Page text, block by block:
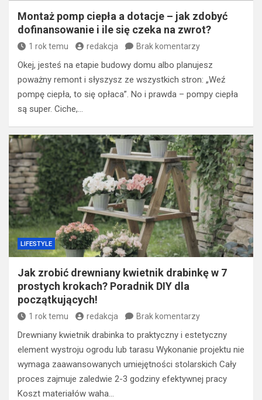
Montaż pomp ciepła a dotacje – jak zdobyć
dofinansowanie i ile się czeka na zwrot?
1 rok temu redakcja Brak komentarzy
Okej, jesteś na etapie budowy domu albo planujesz
poważny remont i słyszysz ze wszystkich stron: „Weź
pompę ciepła, to się opłaca”. No i prawda – pompy ciepła
są super. Ciche,…
LIFESTYLE
Jak zrobić drewniany kwietnik drabinkę w 7
prostych krokach? Poradnik DIY dla
początkujących!
1 rok temu redakcja Brak komentarzy
Drewniany kwietnik drabinka to praktyczny i estetyczny
element wystroju ogrodu lub tarasu Wykonanie projektu nie
wymaga zaawansowanych umiejętności stolarskich Cały
proces zajmuje zaledwie 2-3 godziny efektywnej pracy
Koszt materiałów waha…